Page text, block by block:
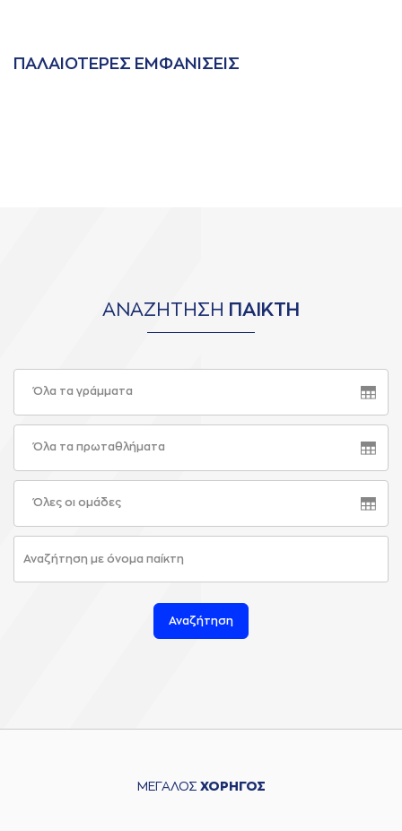
ΠAΛAΙΟΤΕΡΕΣ ΕΜΦAΝΙΣΕΙΣ
ΑΝΑΖΗΤΗΣΗ ΠΑΙΚΤΗ
Όλα τα γράμματα
Όλα τα πρωταθλήματα
Όλες οι ομάδες
Αναζήτηση
ΜΕΓΑΛΟΣ ΧΟΡΗΓΟΣ